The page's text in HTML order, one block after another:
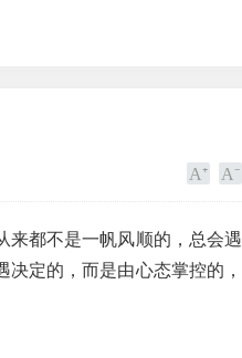
来都不是一帆风顺的，总会遇
定的，而是由心态掌控的，